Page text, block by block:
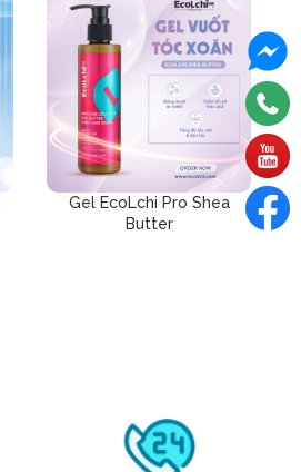
Gel EcoLchi Pro Shea
Butter